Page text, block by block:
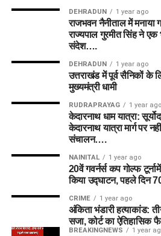
DEHRADUN 1 year ago
राजभवन नैनीताल में मनाया
राज्यपाल गुरमीत सिंह ने एक
संदेश….
DEHRADUN 1 year ago
उत्तराखंड में पूर्व सैनिकों के
मुख्यमंत्री धामी
RUDRAPRAYAG 1 year ago
केदारनाथ धाम यात्रा:
केदारनाथ यात्रा मार्ग पर
संचालन….
NAINITAL 1 year ago
20वें गवर्नर्स कप गोल्फ
किया उद्घाटन, पहले दिन
CRIME 1 year ago
अंकिता भंडारी हत्याकांड:
सजा, कोर्ट का
BREAKINGNEWS 1 year